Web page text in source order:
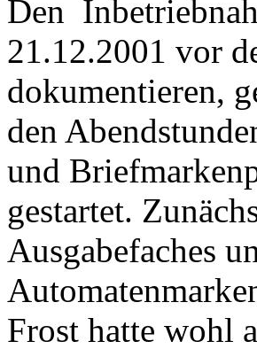
Den
21.12.2001 vor
dokumentieren,
den
und
gestartet.
Ausgabefaches
Frost hatte wohl